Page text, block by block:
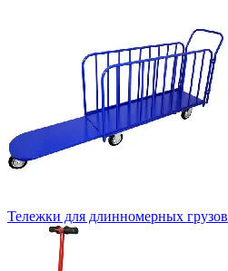
Тележки для длинномерных грузов